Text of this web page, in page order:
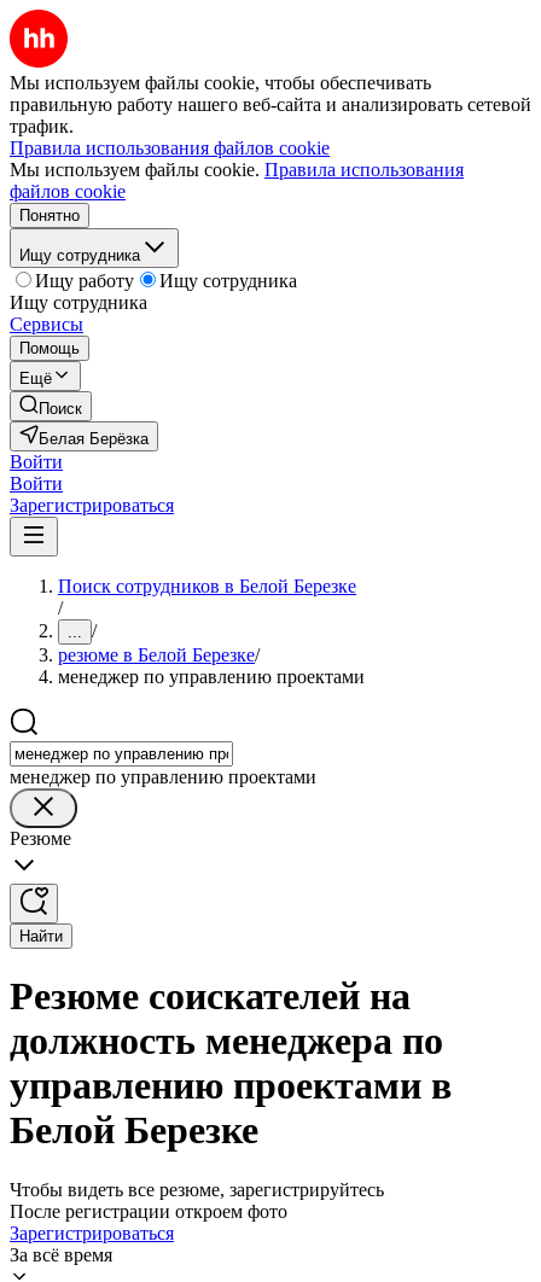
Мы используем файлы cookie, чтобы обеспечивать
правильную работу нашего веб-сайта и анализировать сетевой
трафик.
Правила использования файлов cookie
Мы используем файлы cookie. Правила использования
файлов cookie
Понятно
Ищу сотрудника
Ищу работу
Ищу сотрудника
Ищу сотрудника
Сервисы
Помощь
Ещё
Поиск
Белая Берёзка
Войти
Войти
Зарегистрироваться
Поиск сотрудников в Белой Березке
/
... /
резюме в Белой Березке/
менеджер по управлению проектами
менеджер по управлению проектами
Резюме
Найти
Резюме соискателей на
должность менеджера по
управлению проектами в
Белой Березке
Чтобы видеть все резюме, зарегистрируйтесь
После регистрации откроем фото
Зарегистрироваться
За всё время